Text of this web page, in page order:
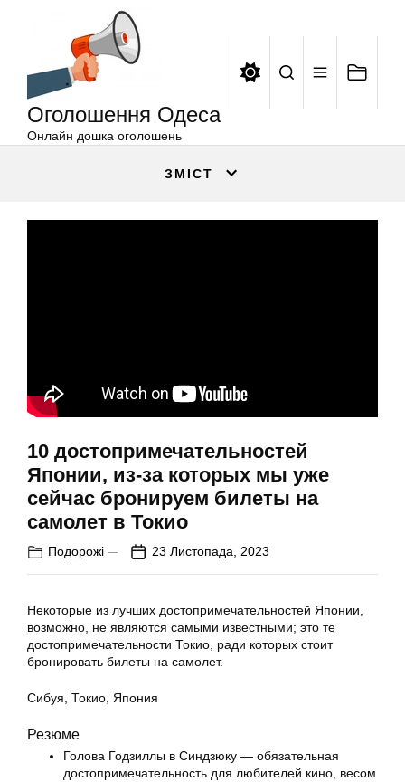
Оголошення Одеса
Онлайн дошка оголошень
ЗМІСТ
10 достопримечательностей
Японии, из-за которых мы уже
сейчас бронируем билеты на
самолет в Токио
Подорожі 23 Листопада, 2023
Некоторые из лучших достопримечательностей Японии,
возможно, не являются самыми известными; это те
достопримечательности Токио, ради которых стоит
бронировать билеты на самолет.
Сибуя, Токио, Япония
Резюме
Голова Годзиллы в Синдзюку — обязательная
достопримечательность для любителей кино, весом